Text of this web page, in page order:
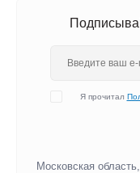
Я прочитал
Московская